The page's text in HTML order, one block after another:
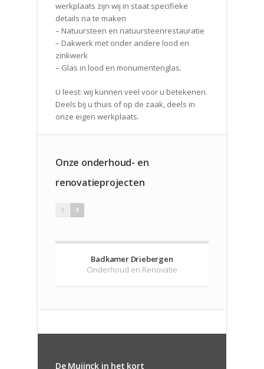
werkplaats zijn wij in staat specifieke
details na te maken
– Natuursteen en natuursteenrestauratie
– Dakwerk met onder andere lood en
zinkwerk
– Glas in lood en monumentenglas.
U leest: wij kunnen veel voor u betekenen.
Deels bij u thuis of op de zaak, deels in
onze eigen werkplaats.
Onze onderhoud- en
renovatieprojecten
Badkamer Driebergen
Onderhoud en Renovatie
De Muijnck in het kort